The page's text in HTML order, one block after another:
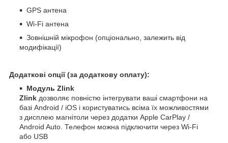
GPS антена
Wi-Fi антена
Зовнішній мікрофон (опціонально, залежить від
модифікації)
Додаткові опції (за додаткову оплату):
Модуль Zlink
Zlink дозволяє повністю інтегрувати ваші смартфони на
базі Android / iOS і користуватись всіма їх можливостями
з дисплею магнітоли через додатки Apple CarPlay /
Android Auto. Телефон можна підключити через Wi-Fi
або USB